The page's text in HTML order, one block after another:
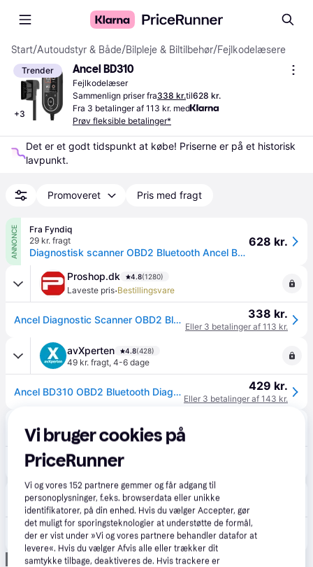
Start/Autoudstyr & Både/Bilpleje & Biltilbehør/Fejlkodelæsere
Trender
+3
Ancel BD310
Fejlkodelæser
Sammenlign priser fra338 kr.til628 kr.
Fra 3 betalinger af 113 kr. med
Prøv fleksible betalinger*
Det er et godt tidspunkt at købe! Priserne er på et historisk
lavpunkt.
Promoveret Pris med fragt
ANNONCE
Fra Fyndiq
29 kr. fragt
Diagnostisk scanner OBD2 Bluetooth Ancel BD310
628 kr.
Proshop.dk 4.8(1280)
Laveste pris·Bestillingsvare
Ancel Diagnostic Scanner OBD2 Bluetooth BD310 338 kr.
Eller 3 betalinger af 113 kr.
avXperten 4.8(428)
49 kr. fragt, 4-6 dage
Ancel BD310 OBD2 Bluetooth Diagnostic Scanner 429 kr.
Eller 3 betalinger af 143 kr.
29 kr. fragt
Diagnostisk scanner OBD2 Bluetooth Ancel BD310
CS MEGASTORE 4.5(1861)
Bestillingsvare
(ComputerSalg) ANCEL OBD2 diagnostisk scanner med Bluetooth BD310 375 kr.
Eller 3 betalinger af 125 kr.
Annonce
Vi bruger cookies på
PriceRunner
Vi og vores152 partnere gemmer og får adgang til
personoplysninger, f.eks. browserdata eller unikke
identifikatorer, på din enhed. Hvis du vælger Accepter, gør
det muligt for sporingsteknologier at understøtte de formål,
der er vist under »Vi og vores partnere behandler datafor at
levere«. Hvis du vælger Afvis alle eller trækker dit
samtykke tilbage, deaktiveres de. Hvis trackere er